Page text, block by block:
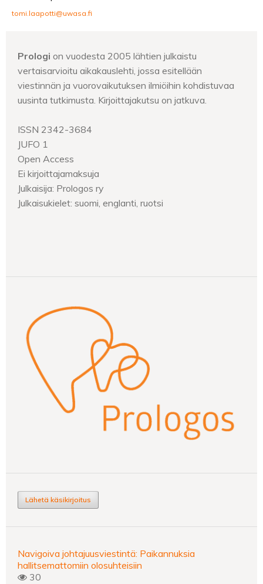
tomi.laapotti@uwasa.fi
Prologi on vuodesta 2005 lähtien julkaistu
vertaisarvioitu aikakauslehti, jossa esitellään
viestinnän ja vuorovaikutuksen ilmiöihin kohdistuvaa
uusinta tutkimusta. Kirjoittajakutsu on jatkuva.
ISSN 2342-3684
JUFO 1
Open Access
Ei kirjoittajamaksuja
Julkaisija: Prologos ry
Julkaisukielet: suomi, englanti, ruotsi
Lähetä käsikirjoitus
Navigoiva johtajuusviestintä: Paikannuksia
hallitsemattomiin olosuhteisiin
30